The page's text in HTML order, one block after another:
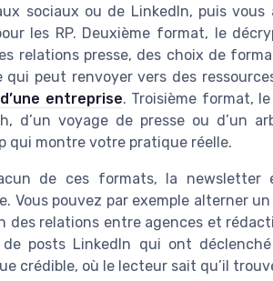
sociaux ou de LinkedIn, puis
les RP. Deuxième format, le
relations presse, des choix de
qui peut renvoyer vers des
entreprise. Troisième format,
d’un voyage de presse ou d’un
qui montre votre pratique réelle.
de ces formats, la
Vous pouvez par exemple alterner
des relations entre agences et
posts LinkedIn qui ont
crédible, où le lecteur sait qu’il